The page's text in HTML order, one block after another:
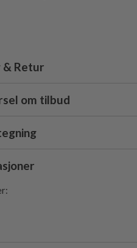
& Retur
om tilbud